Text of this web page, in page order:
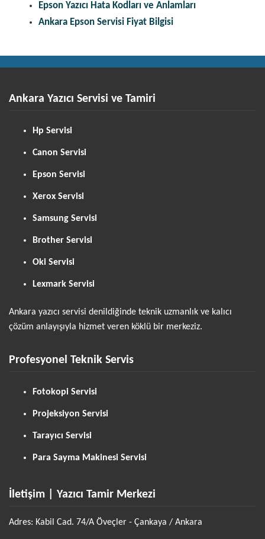
Epson Yazıcı Hata Kodları ve Anlamları
Ankara Epson Servisi Fiyat Bilgisi
Ankara Yazıcı Servisi ve Tamiri
Hp Servisi
Canon Servisi
Epson Servisi
Xerox Servisi
Samsung Servisi
Brother Servisi
Oki Servisi
Lexmark Servisi
Ankara yazıcı servisi denildiğinde teknik uzmanlık ve kalıcı
çözüm anlayışıyla hizmet veren köklü bir merkeziz.
Profesyonel Teknik Servis
Fotokopi Servisi
Projeksiyon Servisi
Tarayıcı Servisi
Para Sayma Makinesi Servisi
İletişim | Yazıcı Tamir Merkezi
Adres: Kabil Cad. 74/A Öveçler - Çankaya / Ankara